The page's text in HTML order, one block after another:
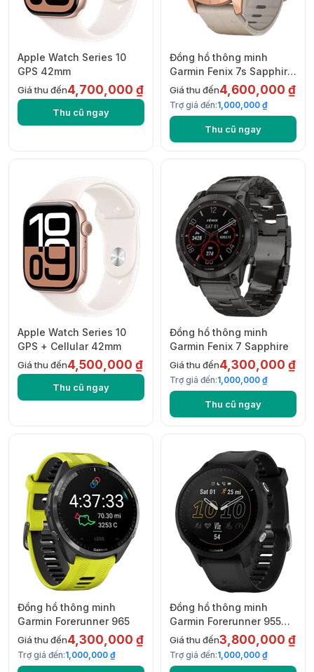
Apple Watch Series 10
GPS 42mm
Giá thu đến4,700,000 ₫
Thu cũ ngay
Đồng hồ thông minh
Garmin Fenix 7s Sapphire
Solar
Giá thu đến4,600,000 ₫
Trợ giá đến:1,000,000 ₫
Thu cũ ngay
Apple Watch Series 10
GPS + Cellular 42mm
Giá thu đến4,500,000 ₫
Thu cũ ngay
Đồng hồ thông minh
Garmin Fenix 7 Sapphire
Giá thu đến4,300,000 ₫
Trợ giá đến:1,000,000 ₫
Thu cũ ngay
Đồng hồ thông minh
Garmin Forerunner 965
Giá thu đến4,300,000 ₫
Trợ giá đến:1,000,000 ₫
Đồng hồ thông minh
Garmin Forerunner 955
Solar
Giá thu đến3,800,000 ₫
Trợ giá đến:1,000,000 ₫